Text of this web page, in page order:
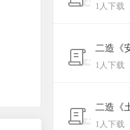
1人下载
二造《
1人下载
二造《
1人下载